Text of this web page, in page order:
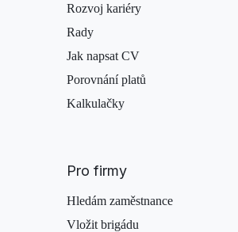
Rozvoj kariéry
Rady
Jak napsat CV
Porovnání platů
Kalkulačky
Pro firmy
Hledám zaměstnance
Vložit brigádu